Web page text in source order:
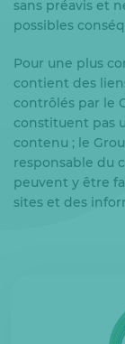
sans préavis et
possibles
Pour une plus
contient des
contrôlés par le
constituent pas
contenu ; le
responsable du
peuvent y être
sites et des